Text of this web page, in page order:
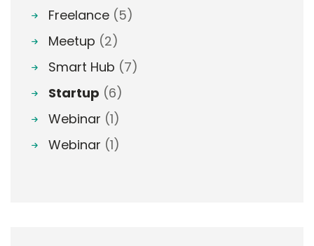
Freelance (5)
Meetup (2)
Smart Hub (7)
Startup (6)
Webinar (1)
Webinar (1)